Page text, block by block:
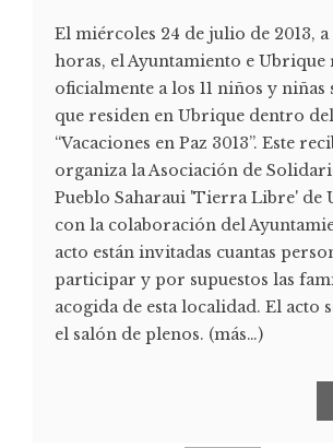
El miércoles 24 de julio de 2013, a
horas, el Ayuntamiento e Ubrique
oficialmente a los 11 niños y niñas
que residen en Ubrique dentro
“Vacaciones en Paz 3013”. Este
organiza la Asociación de
Pueblo Saharaui 'Tierra Libre' de
con la colaboración del
acto están invitadas cuantas
participar y por supuestos las
acogida de esta localidad. El acto
el salón de plenos. (más…)